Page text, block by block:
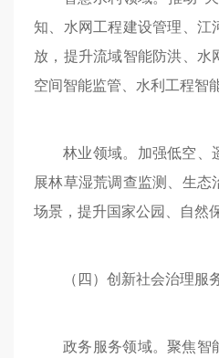
知、水网工程建设管理、江
放，提升流域智能防洪、水
空间智能监管、水利工程智
林业领域。加强低空、
展林草湿荒调查监测、生态
场景，提升国家公园、自然
（四）创新社会治理服
政务服务领域。聚焦智